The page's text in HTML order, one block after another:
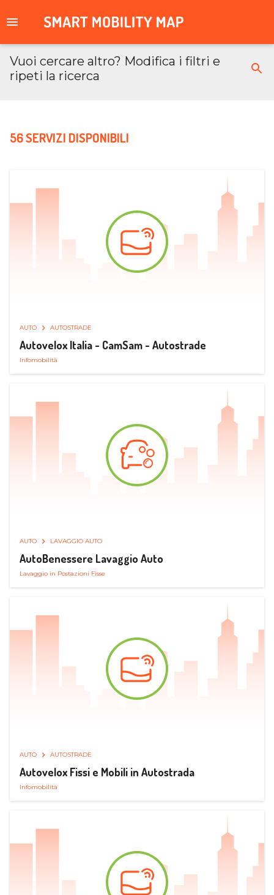
Vuoi cercare altro? Modifica i filtri e
ripeti la ricerca
56 SERVIZI DISPONIBILI
AUTO AUTOSTRADE
Autovelox Italia - CamSam - Autostrade
Infomobilità
AUTO LAVAGGIO AUTO
AutoBenessere Lavaggio Auto
Lavaggio in Postazioni Fisse
AUTO AUTOSTRADE
Autovelox Fissi e Mobili in Autostrada
Infomobilità